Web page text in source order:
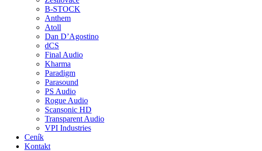
B-STOCK
Anthem
Atoll
Dan D’Agostino
dCS
Final Audio
Kharma
Paradigm
Parasound
PS Audio
Rogue Audio
Scansonic HD
Transparent Audio
VPI Industries
Ceník
Kontakt